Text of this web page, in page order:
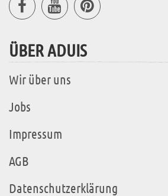
ÜBER ADUIS
Wir über uns
Jobs
Impressum
AGB
Datenschutzerklärung